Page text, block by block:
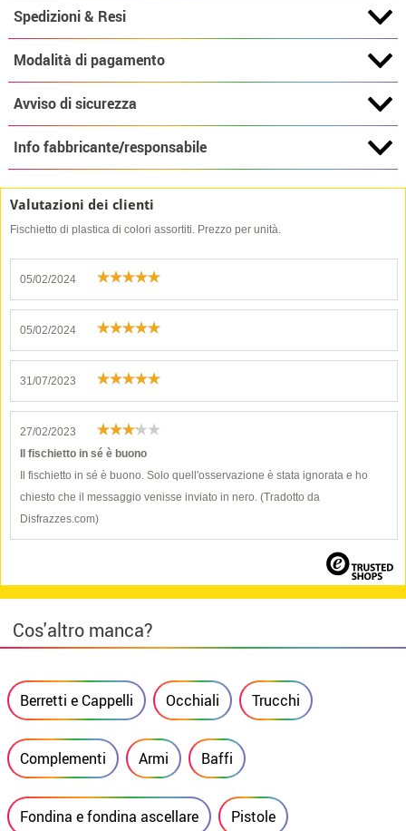
Spedizioni & Resi
Modalità di pagamento
Avviso di sicurezza
Info fabbricante/responsabile
Valutazioni dei clienti
Fischietto di plastica di colori assortiti. Prezzo per unità.
05/02/2024
05/02/2024
31/07/2023
27/02/2023
Il fischietto in sé è buono
Il fischietto in sé è buono. Solo quell'osservazione è stata ignorata e ho
chiesto che il messaggio venisse inviato in nero. (Tradotto da
Disfrazzes.com)
Cos'altro manca?
Berretti e Cappelli Occhiali Trucchi
Complementi Armi Baffi
Fondina e fondina ascellare Pistole